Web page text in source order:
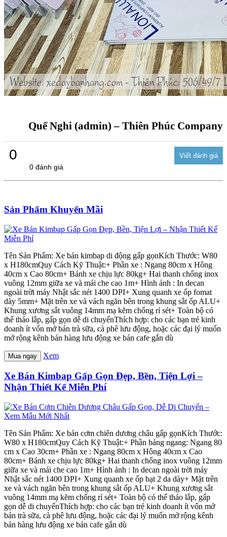
Quế Nghi (admin) – Thiên Phúc Company
0
0 đánh giá
Sản Phẩm Khuyến Mãi
Tên Sản Phẩm: Xe bán kimbap di động gấp gọnKích Thước: W80
x H180cmQuy Cách Kỹ Thuật:+ Phần xe : Ngang 80cm x Hông
40cm x Cao 80cm+ Bánh xe chịu lực 80kg+ Hai thanh chống inox
vuông 12mm giữa xe và mái che cao 1m+ Hình ảnh : In decan
ngoài trời máy Nhật sắc nét 1400 DPI+ Xung quanh xe ốp fomat
dày 5mm+ Mặt trên xe và vách ngăn bên trong khung sắt ốp ALU+
Khung xương sắt vuông 14mm mạ kẽm chống rỉ sét+ Toàn bộ có
thể tháo lắp, gấp gọn dễ di chuyểnThích hợp: cho các bạn trẻ kinh
doanh ít vốn mở bán trà sữa, cà phê lưu động, hoặc các đại lý muốn
mở rộng kênh bán hàng lưu động xe bán cafe gắn dù
Mua ngay Xem
Xe Bán Kimbap Gấp Gọn Đẹp, Bền, Tiện Lợi –
Nhận Thiết Kế Miễn Phí
Tên Sản Phẩm: Xe bán cơm chiên dương châu gấp gọnKích Thước:
W80 x H180cmQuy Cách Kỹ Thuật:+ Phần bảng ngang: Ngang 80
cm x Cao 30cm+ Phần xe : Ngang 80cm x Hông 40cm x Cao
80cm+ Bánh xe chịu lực 80kg+ Hai thanh chống inox vuông 12mm
giữa xe và mái che cao 1m+ Hình ảnh : In decan ngoài trời máy
Nhật sắc nét 1400 DPI+ Xung quanh xe ốp bạt 2 da dày+ Mặt trên
xe và vách ngăn bên trong khung sắt ốp ALU+ Khung xương sắt
vuông 14mm mạ kẽm chống rỉ sét+ Toàn bộ có thể tháo lắp, gấp
gọn dễ di chuyểnThích hợp: cho các bạn trẻ kinh doanh ít vốn mở
bán trà sữa, cà phê lưu động, hoặc các đại lý muốn mở rộng kênh
bán hàng lưu động xe bán cafe gắn dù